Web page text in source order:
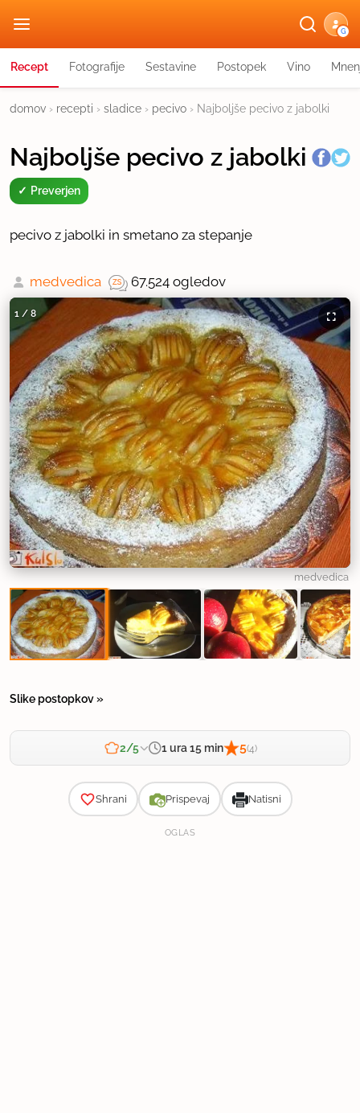
G
Recept Fotografije Sestavine Postopek Vino
domov › recepti › sladice › pecivo › Najboljše pecivo z jabolki
Najboljše pecivo z jabolki
Preverjen
pecivo z jabolki in smetano za stepanje
medvedica 67.524 ogledov
1 / 8
medvedica
Slike postopkov »
2/5 1 ura 15 min 5(4)
Shrani Prispevaj Natisni
OGLAS